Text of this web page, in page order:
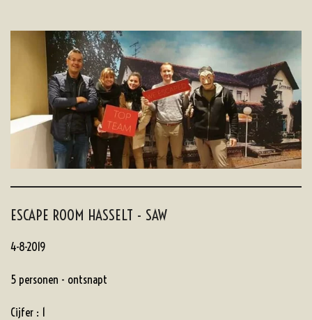
ESCAPE ROOM HASSELT - SAW
4-8-2019
5 personen - ontsnapt
Cijfer : 1